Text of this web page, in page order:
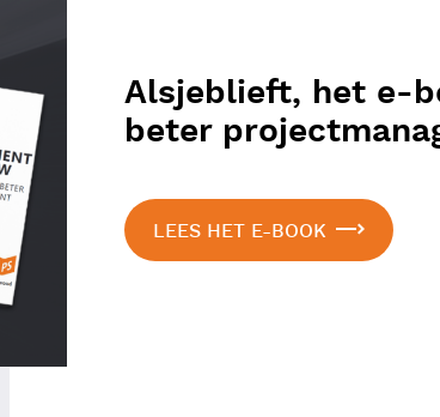
Alsjeblieft, het e-
beter
LEES HET E-BOOK